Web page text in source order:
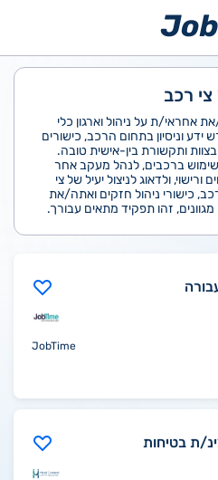
רכב
ת על ניהול וארגון כלי
וניסיון בתחום הרכב, כישורים
בצוות ותקשורת בין-אישית טובה.
ברכבים, לנהל מעקב אחר
ולדאוג לניצול יעיל של צי
כישורי ניהול חזקים ואתה/את
זהו תפקיד מתאים עבורך.
JobTime
ת בטיחות